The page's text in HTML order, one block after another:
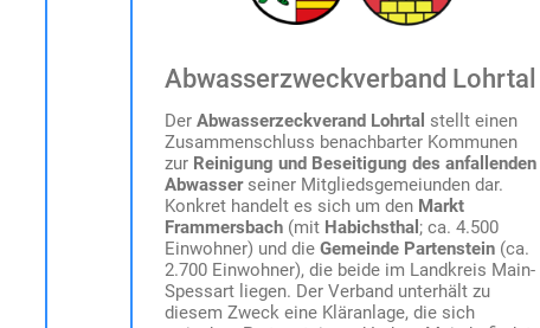
Abwasserzweckverband Lohrtal
Der Abwasserzeckverand Lohrtal stellt einen
Zusammenschluss benachbarter Kommunen
zur Reinigung und Beseitigung des anfallenden
Abwasserseiner Mitgliedsgemeiunden dar.
Konkret handelt es sich um den Markt
Frammersbach(mit Habichsthal ; ca. 4.500
Einwohner) und die Gemeinde Partenstein(ca.
2.700 Einwohner), die beide im Landkreis Main-
Spessart liegen. Der Verband unterhält zu
diesem Zweck eine Kläranlage, die sich